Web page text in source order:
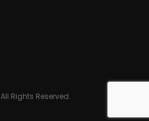
All Rights Reserved.